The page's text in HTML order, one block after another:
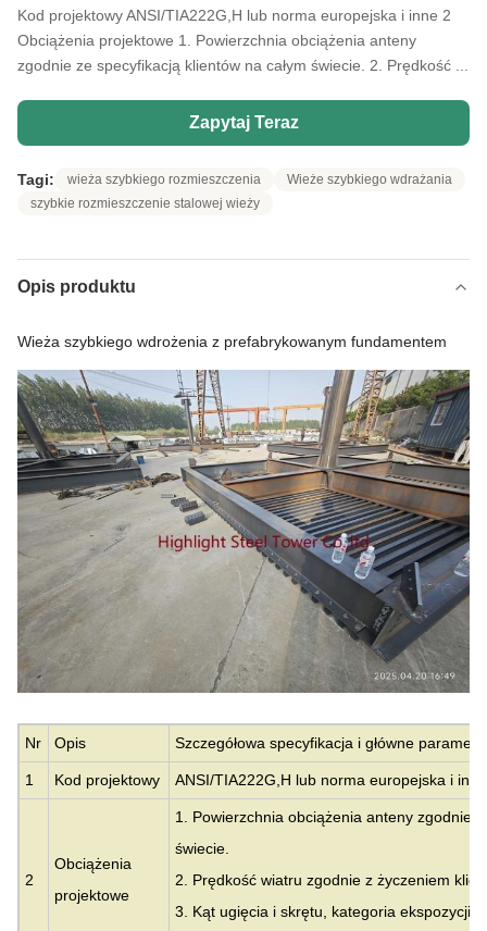
Kod projektowy ANSI/TIA222G,H lub norma europejska i inne 2
Obciążenia projektowe 1. Powierzchnia obciążenia anteny
zgodnie ze specyfikacją klientów na całym świecie. 2. Prędkość ...
Zapytaj Teraz
Tagi: wieża szybkiego rozmieszczenia
Wieże szybkiego wdrażania
szybkie rozmieszczenie stalowej wieży
Opis produktu
Wieża szybkiego wdrożenia z prefabrykowanym fundamentem
Nr Opis Szczegółowa specyfikacja i główne
1 Kod projektowy ANSI/TIA222G,H lub norma europejska i inne
2
Obciążenia
projektowe
1. Powierzchnia obciążenia anteny zgodnie
świecie.
2. Prędkość wiatru zgodnie z życzeniem
3. Kąt ugięcia i skrętu, kategoria ekspozycji,